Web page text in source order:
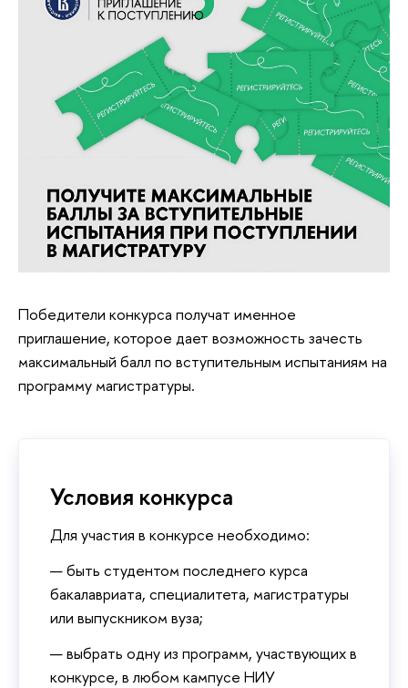
Победители конкурса получат именное
приглашение, которое дает возможность зачесть
максимальный балл по вступительным испытаниям на
программу магистратуры.
Условия конкурса
Для участия в конкурсе необходимо:
быть студентом последнего курса
бакалавриата, специалитета, магистратуры
или выпускником вуза;
выбрать одну из программ, участвующих в
конкурсе, в любом кампусе НИУ